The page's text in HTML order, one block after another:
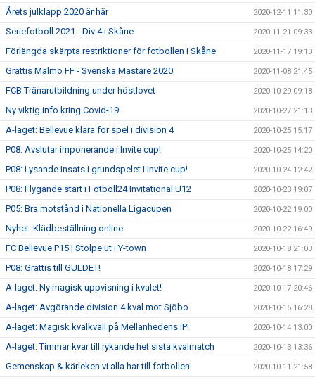
Årets julklapp 2020 är här 2020-12-11 11:30
Seriefotboll 2021 - Div 4 i Skåne 2020-11-21 09:33
Förlängda skärpta restriktioner för fotbollen i Skåne 2020-11-17 19:10
Grattis Malmö FF - Svenska Mästare 2020 2020-11-08 21:45
FCB Tränarutbildning under höstlovet 2020-10-29 09:18
Ny viktig info kring Covid-19 2020-10-27 21:13
A-laget: Bellevue klara för spel i division 4 2020-10-25 15:17
P08: Avslutar imponerande i Invite cup! 2020-10-25 14:20
P08: Lysande insats i grundspelet i Invite cup! 2020-10-24 12:42
P08: Flygande start i Fotboll24 Invitational U12 2020-10-23 19:07
P05: Bra motstånd i Nationella Ligacupen 2020-10-22 19:00
Nyhet: Klädbeställning online 2020-10-22 16:49
FC Bellevue P15 | Stolpe ut i Y-town 2020-10-18 21:03
P08: Grattis till GULDET! 2020-10-18 17:29
A-laget: Ny magisk uppvisning i kvalet! 2020-10-17 20:46
A-laget: Avgörande division 4 kval mot Sjöbo 2020-10-16 16:28
A-laget: Magisk kvalkväll på Mellanhedens IP! 2020-10-14 13:00
A-laget: Timmar kvar till rykande het sista kvalmatch 2020-10-13 13:36
Gemenskap & kärleken vi alla har till fotbollen 2020-10-11 21:58